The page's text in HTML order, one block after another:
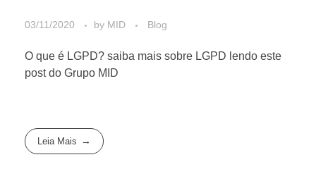
03/11/2020 by MID Blog
O que é LGPD? saiba mais sobre LGPD lendo este
post do Grupo MID
Leia Mais